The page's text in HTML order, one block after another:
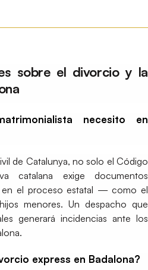
sobre el divorcio y la
necesito en
de Catalunya, no solo el Código
catalana exige documentos
en el proceso estatal — como el
menores. Un despacho que
generará incidencias ante los
express en Badalona?